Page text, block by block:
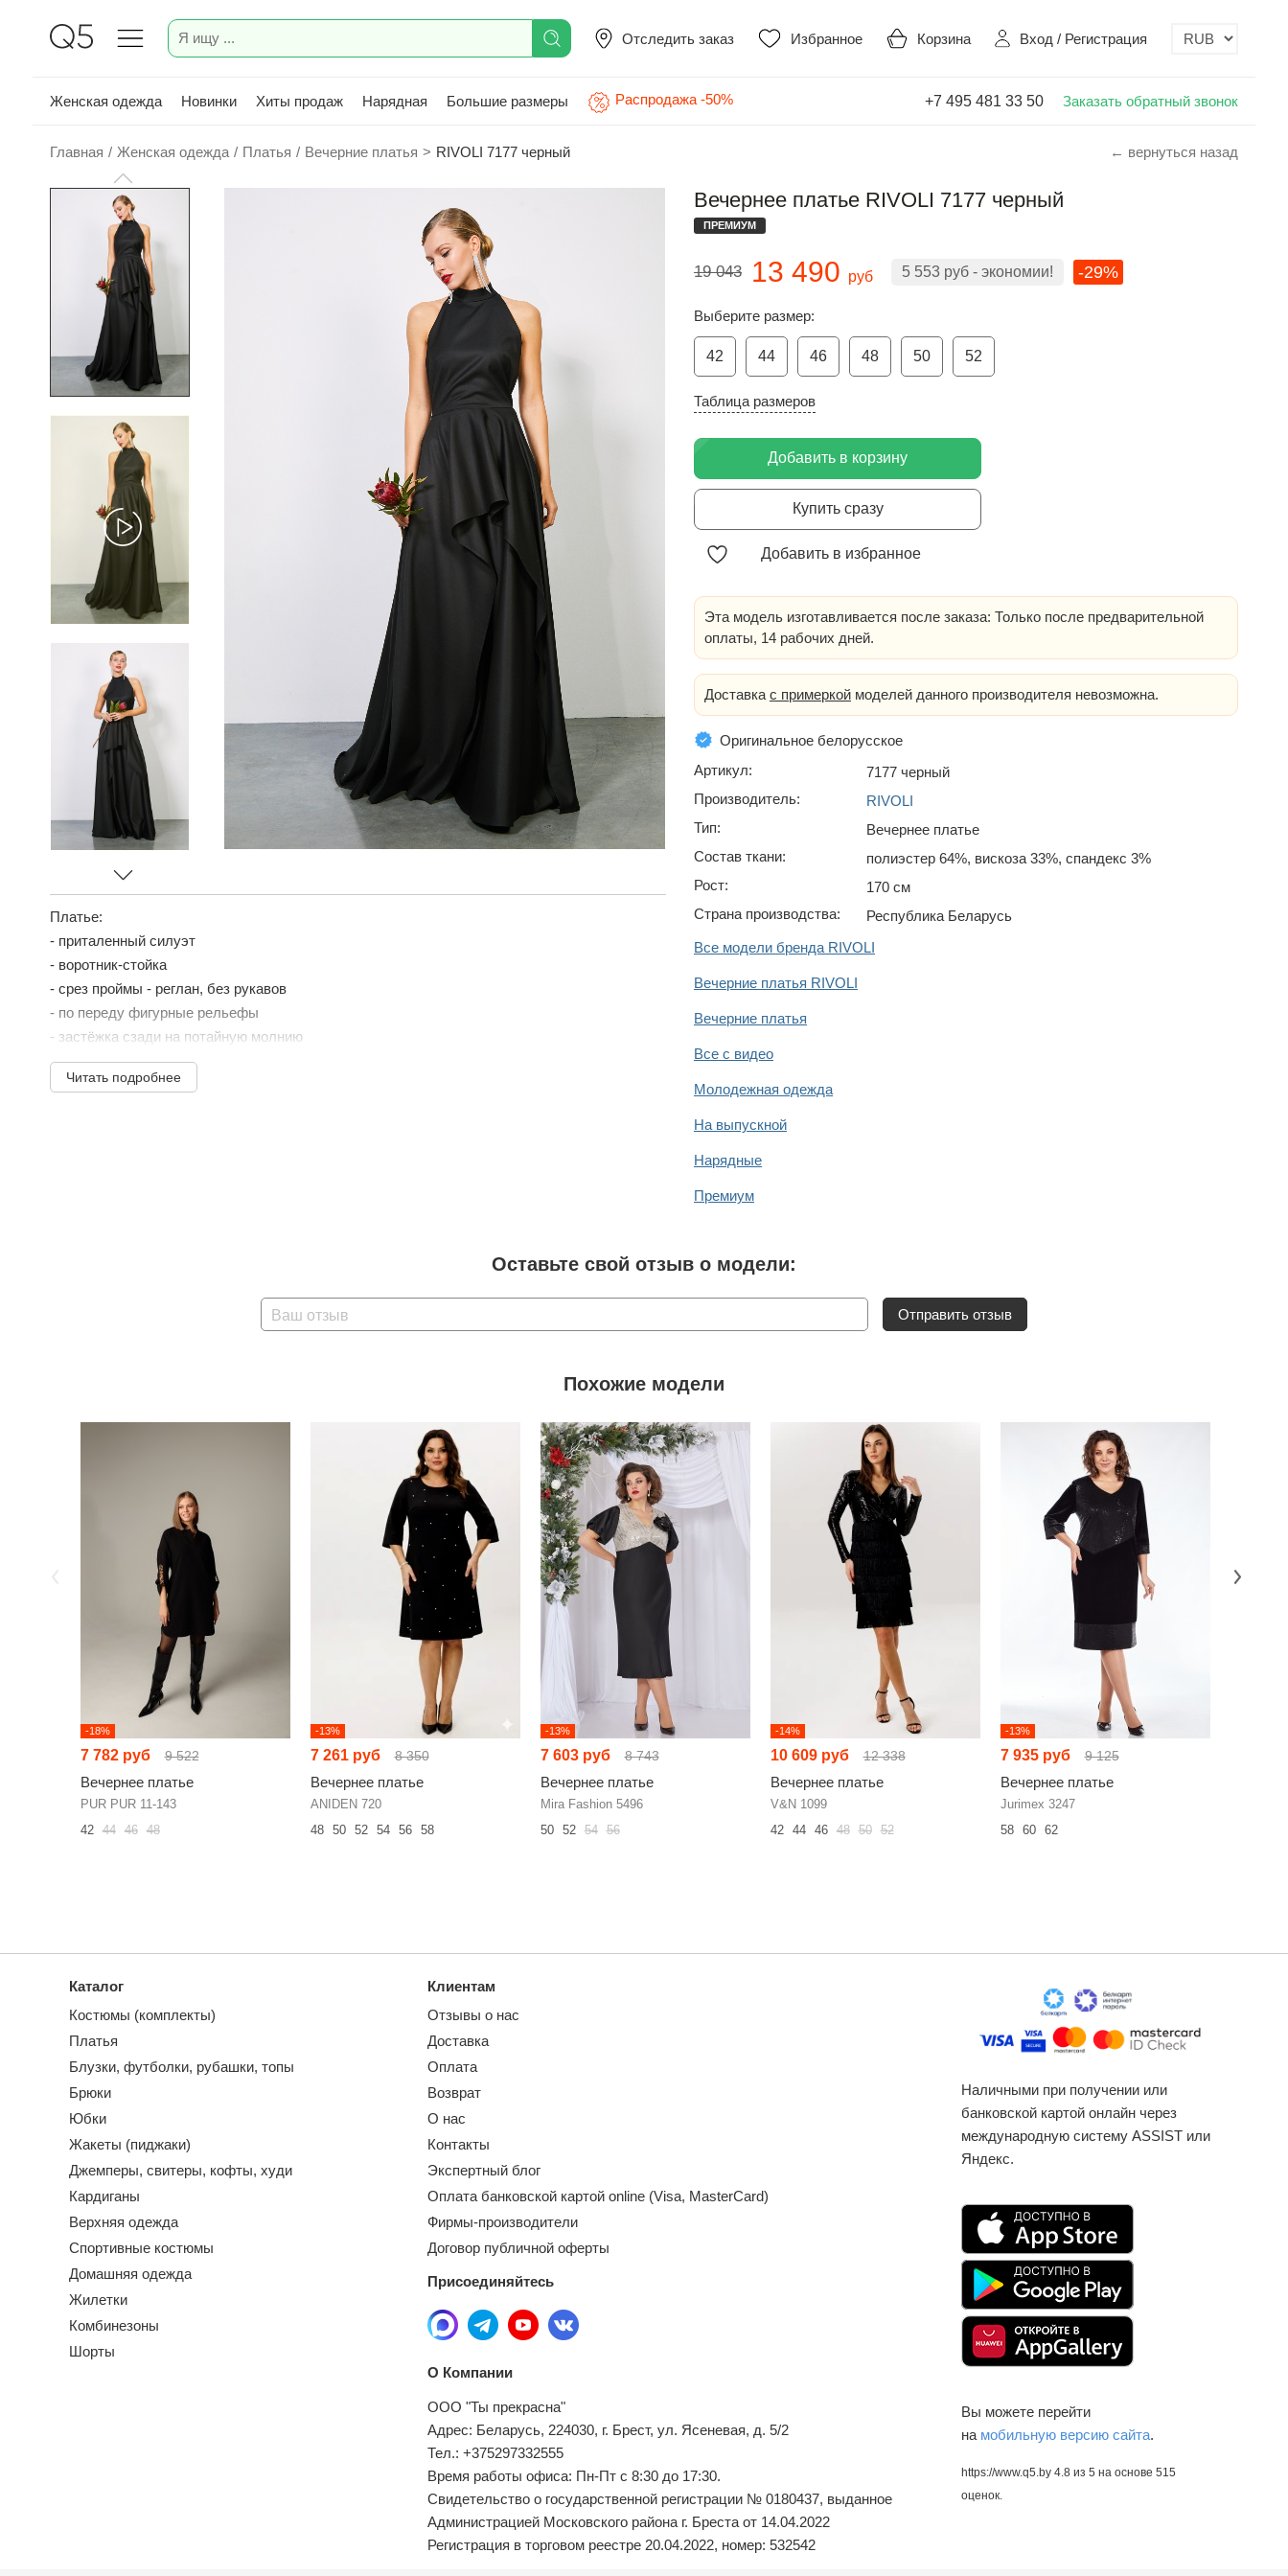
Отследить заказ Избранное Корзина Вход / Регистрация
Женская одежда Новинки Хиты продаж Нарядная Большие размеры Распродажа -50% +7 495 481 33 50 Заказать обратный звонок
Главная / Женская одежда / Платья / Вечерние платья > RIVOLI 7177 черный ← вернуться назад
Платье:
- приталенный силуэт
- воротник-стойка
- срез проймы - реглан, без рукавов
- по переду фигурные рельефы
- застёжка сзади на потайную молнию
- юбка «солнце» ассиметричной длины
- верх изделия на подкладке
Читать подробнее
Вечернее платье RIVOLI 7177 черный
ПРЕМИУМ
19 043 13 490 руб 5 553 руб - экономии! -29%
Выберите размер:
42 44 46 48 50 52
Таблица размеров
Добавить в корзину
Купить сразу
Добавить в избранное
Эта модель изготавливается после заказа: Только после предварительной
оплаты, 14 рабочих дней.
Доставка с примеркой моделей данного производителя невозможна.
Оригинальное белорусское
Артикул:
7177 черный
Производитель:
RIVOLI
Тип:
Вечернее платье
Состав ткани:
полиэстер 64%, вискоза 33%, спандекс 3%
Рост:
170 см
Страна производства:
Республика Беларусь
Все модели бренда RIVOLI
Вечерние платья RIVOLI
Вечерние платья
Все с видео
Молодежная одежда
На выпускной
Нарядные
Премиум
Оставьте свой отзыв о модели:
Ваш отзыв Отправить отзыв
Похожие модели
-18%
7 782 руб 9 522
Вечернее платье
PUR PUR 11-143
42 44 46 48
-13%
7 261 руб 8 350
Вечернее платье
ANIDEN 720
48
50 52 54 56 58
-13%
7 603 руб 8 743
Вечернее платье
Mira Fashion 5496
50
52 54 56
-14%
10 609 руб 12 338
Вечернее платье
V&N 1099
42
44 46 48 50 52
-13%
7 935 руб 9 125
Вечернее платье
Jurimex 3247
58
60 62
Каталог
Костюмы (комплекты)
Платья
Блузки, футболки, рубашки, топы
Брюки
Юбки
Жакеты (пиджаки)
Джемперы, свитеры, кофты, худи
Кардиганы
Верхняя одежда
Спортивные костюмы
Домашняя одежда
Жилетки
Комбинезоны
Шорты
Клиентам
Отзывы о нас
Доставка
Оплата
Возврат
О нас
Контакты
Экспертный блог
Оплата банковской картой online (Visa, MasterCard)
Фирмы-производители
Договор публичной оферты
Присоединяйтесь
О Компании
ООО "Ты прекрасна"
Адрес: Беларусь, 224030, г. Брест, ул. Ясеневая, д. 5/2
Тел.: +375297332555
Время работы офиса: Пн-Пт с 8:30 до 17:30.
Свидетельство о государственной регистрации № 0180437, выданное
Администрацией Московского района г. Бреста от 14.04.2022
Регистрация в торговом реестре 20.04.2022, номер: 532542
Наличными при получении или
банковской картой онлайн через
международную систему ASSIST или
Яндекс.
Вы можете перейти
на мобильную версию сайта.
https://www.q5.by 4.8 из 5 на основе 515
оценок.